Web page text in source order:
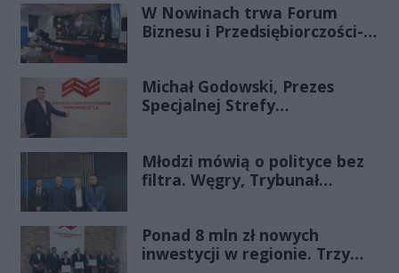
W Nowinach trwa Forum
Biznesu i Przedsiębiorczości-
Michał Godowski, Prezes
Specjalnej Strefy
Porannej Rozmowy Radia
Rekord Świętokrzyskie
Młodzi mówią o polityce bez
filtra. Węgry, Trybunał
zmienia zasady gry
Ponad 8 mln zł nowych
inwestycji w regionie. Trzy